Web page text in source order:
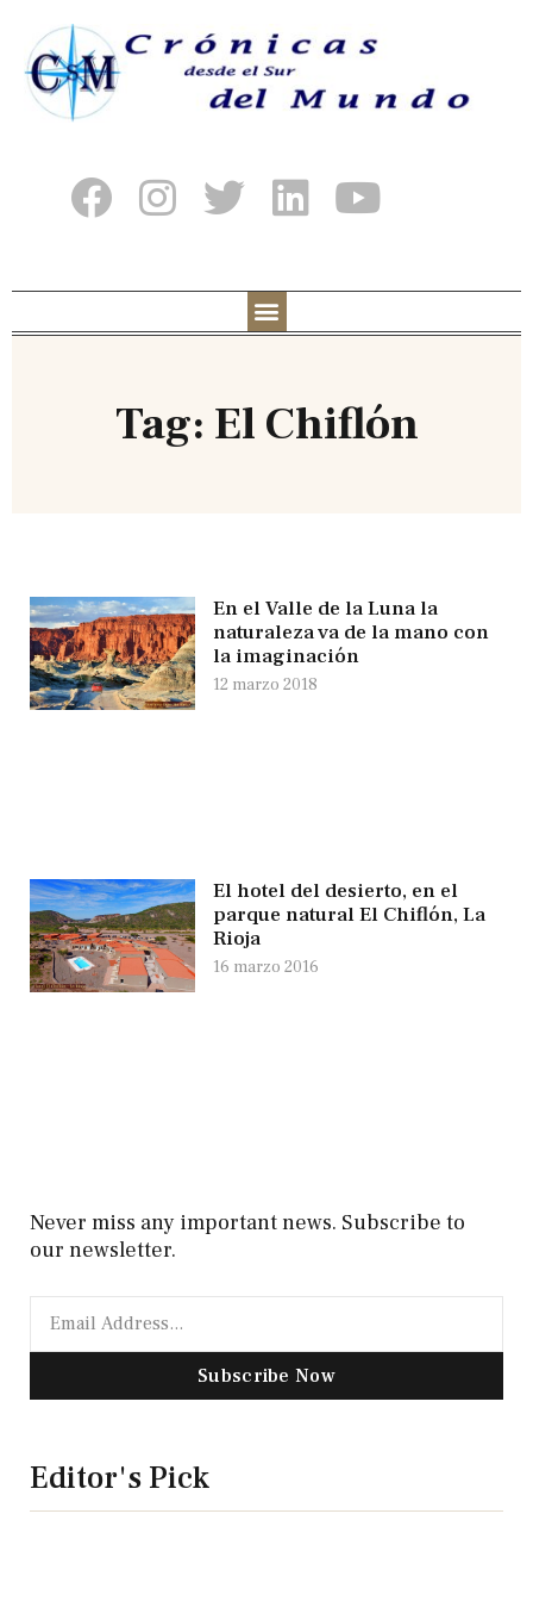
Tag: El Chiflón
En el Valle de la Luna la
naturaleza va de la mano con
la imaginación
12 marzo 2018
El hotel del desierto, en el
parque natural El Chiflón, La
Rioja
16 marzo 2016
Never miss any important news. Subscribe to
our newsletter.
Subscribe Now
Editor's Pick